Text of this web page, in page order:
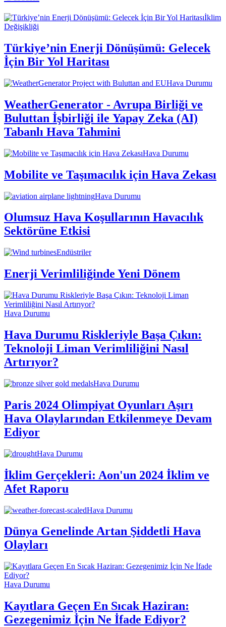
İklim
Değişikliği
Türkiye’nin Enerji Dönüşümü: Gelecek
İçin Bir Yol Haritası
Hava Durumu
WeatherGenerator - Avrupa Birliği ve
Buluttan İşbirliği ile Yapay Zeka (AI)
Tabanlı Hava Tahmini
Hava Durumu
Mobilite ve Taşımacılık için Hava Zekası
Hava Durumu
Olumsuz Hava Koşullarının Havacılık
Sektörüne Etkisi
Endüstriler
Enerji Verimliliğinde Yeni Dönem
Hava Durumu
Hava Durumu Riskleriyle Başa Çıkın:
Teknoloji Liman Verimliliğini Nasıl
Artırıyor?
Hava Durumu
Paris 2024 Olimpiyat Oyunları Aşırı
Hava Olaylarından Etkilenmeye Devam
Ediyor
Hava Durumu
İklim Gerçekleri: Aon'un 2024 İklim ve
Afet Raporu
Hava Durumu
Dünya Genelinde Artan Şiddetli Hava
Olayları
Hava Durumu
Kayıtlara Geçen En Sıcak Haziran:
Gezegenimiz İçin Ne İfade Ediyor?